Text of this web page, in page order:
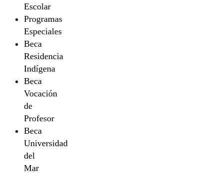
Escolar
Programas
Especiales
Beca
Residencia
Indígena
Beca
Vocación
de
Profesor
Beca
Universidad
del
Mar